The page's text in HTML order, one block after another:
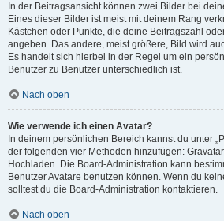
In der Beitragsansicht können zwei Bilder bei
Eines dieser Bilder ist meist mit deinem Rang
Kästchen oder Punkte, die deine Beitragszahl
angeben. Das andere, meist größere, Bild wird
Es handelt sich hierbei in der Regel um ein
Benutzer zu Benutzer unterschiedlich ist.
Nach oben
Wie verwende ich einen Avatar?
In deinem persönlichen Bereich kannst du unter
der folgenden vier Methoden hinzufügen:
Hochladen. Die Board-Administration kann
Benutzer Avatare benutzen können. Wenn du
solltest du die Board-Administration kontaktieren.
Nach oben